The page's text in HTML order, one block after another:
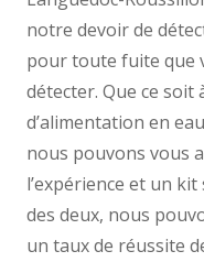
notre devoir de
pour toute fuite que
détecter. Que ce soit
d’alimentation en
nous pouvons vous
l’expérience et un
des deux, nous
un taux de réussite